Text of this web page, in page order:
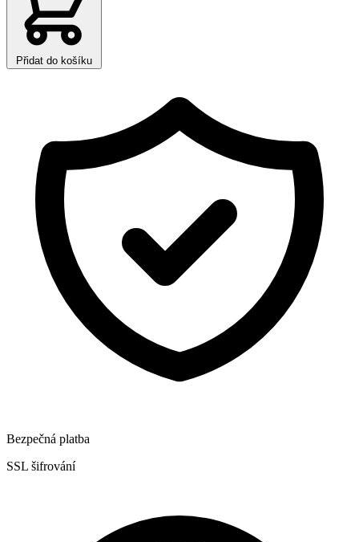
Přidat do košíku
Bezpečná platba
SSL šifrování